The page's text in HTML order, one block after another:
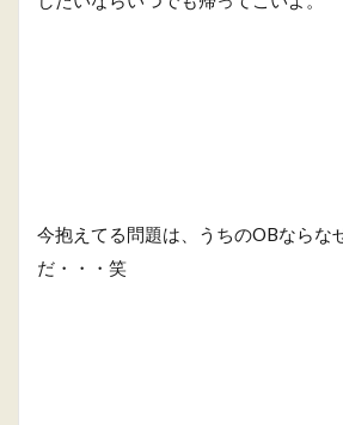
今抱えてる問題は、うちのOBならな
だ・・・笑